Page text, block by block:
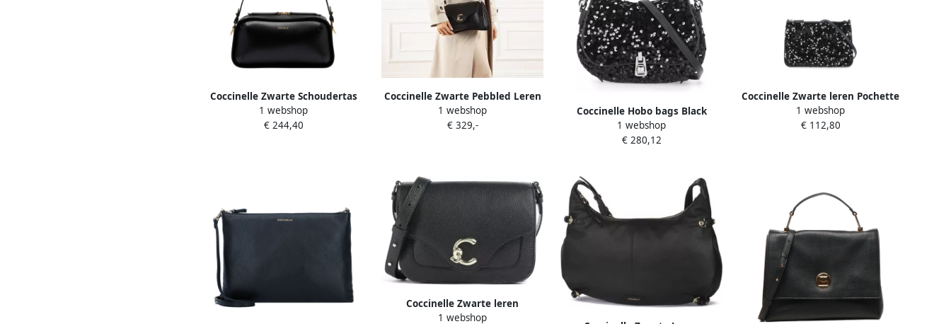
Coccinelle Zwarte Schoudertas
met Ritssluiting Black Dames
1 webshop
€ 244,40
Coccinelle Zwarte Pebbled Leren
Handtas Black Dames
1 webshop
€ 329,-
Coccinelle Hobo bags Black
Leather "Magie" Shoulder Bag in
zwart
1 webshop
€ 280,12
Coccinelle Zwarte leren Pochette
met Pailletten Black Dames
1 webshop
€ 112,80
Coccinelle Zwarte leren
crossbody tas met voorvak Black
1 webshop